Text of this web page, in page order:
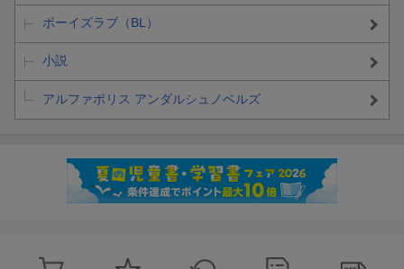
ボーイズラブ（BL）
小説
アルファポリス アンダルシュノベルズ